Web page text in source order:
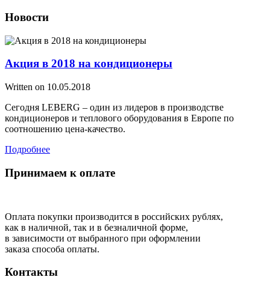
Новости
Акция в 2018 на кондиционеры
Written on 10.05.2018
Сегодня LEBERG – один из лидеров в производстве
кондиционеров и теплового оборудования в Европе по
соотношению цена-качество.
Подробнее
Принимаем к оплате
Оплата покупки производится в российских рублях,
как в наличной, так и в безналичной форме,
в зависимости от выбранного при оформлении
заказа способа оплаты.
Контакты